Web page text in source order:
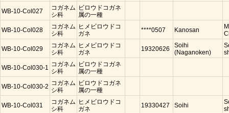
WB-10-Col027
コガネム
シ科
ビロウドコガネ
属の一種
WB-10-Col028
コガネム
シ科
ヒメビロウドコ
ガネ
****0507 Kanosan
WB-10-Col029
コガネム
シ科
ヒメビロウドコ
ガネ
19320626
Soihi
(Naganoken)
WB-10-Col030-1 コガネム
シ科
ビロウドコガネ
属の一種
WB-10-Col030-2 コガネム
シ科
ビロウドコガネ
属の一種
WB-10-Col031
コガネム
シ科
ヒメビロウドコ
ガネ
19330427 Soihi